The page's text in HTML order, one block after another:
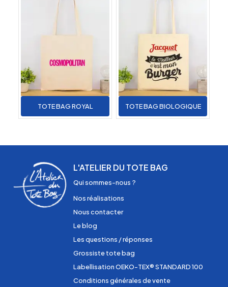
TOTE BAG ROYAL TOTE BAG BIOLOGIQUE
L'ATELIER DU TOTE BAG
Qui sommes-nous ?
Nos réalisations
Nous contacter
Le blog
Les questions / réponses
Grossiste tote bag
Labellisation OEKO-TEX® STANDARD 100
Conditions générales de vente